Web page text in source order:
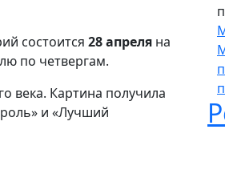
состоится 28 апреля на
по четвергам.
века. Картина получила
и «Лучший